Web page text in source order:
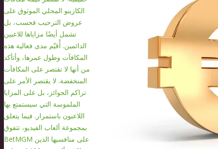
الكازينو المحلي الموثوق على
عروض الترحيب فحسب، بل
تشمل أيضًا مزاياها للاعبين
الدائمين. أُقيّم مدى فعالية هذه
المكافآت وطول عمرها، وأتأكد
من أنها لا تقتصر على المكافآت
المنخفضة. لا يقتصر الأمر على
تراكم الجوائز، بل على المزايا
الملموسة التي سيستمتع بها
اللاعبون باستمرار. فيما يتعلق
بمجموعة ألعاب الفيديو، تتفوق
BetMGM على منافسيها الذين